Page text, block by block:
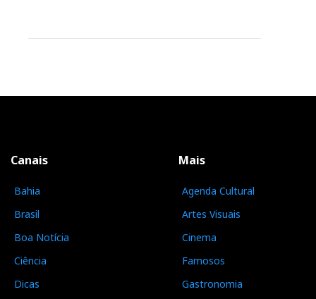
Canais
Bahia
Brasil
Boa Notícia
Ciência
Dicas
Mais
Agenda Cultural
Artes Visuais
Cinema
Famosos
Gastronomia